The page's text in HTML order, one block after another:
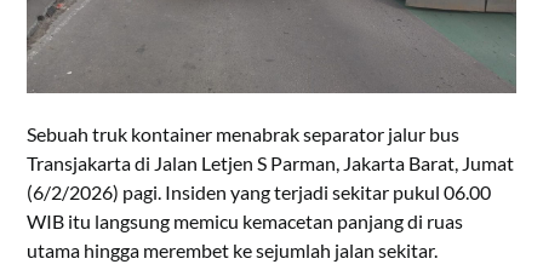
Sebuah truk kontainer menabrak separator jalur bus
Transjakarta di Jalan Letjen S Parman, Jakarta Barat, Jumat
(6/2/2026) pagi. Insiden yang terjadi sekitar pukul 06.00
WIB itu langsung memicu kemacetan panjang di ruas
utama hingga merembet ke sejumlah jalan sekitar.